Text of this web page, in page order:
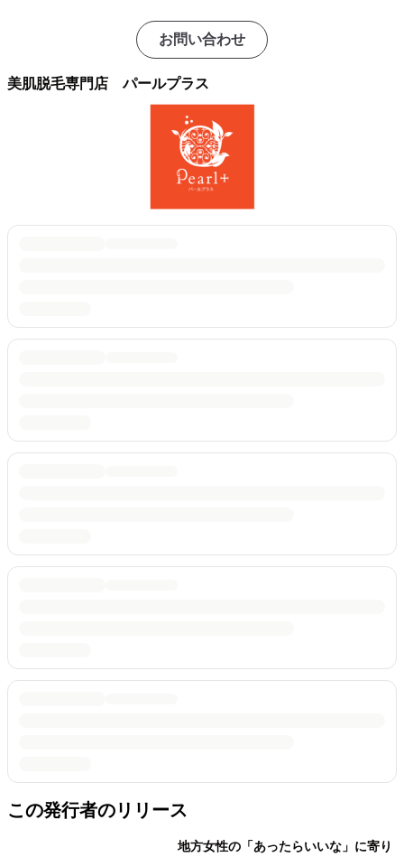
お問い合わせ
美肌脱毛専門店 パールプラス
この発行者のリリース
地方女性の「あったらいいな」に寄り